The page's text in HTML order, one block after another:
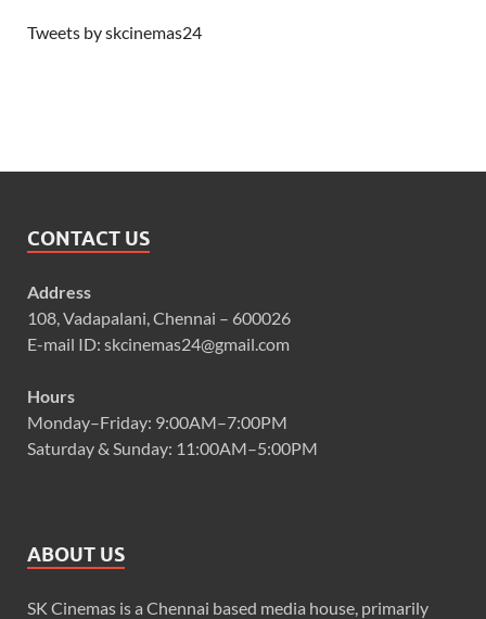
Tweets by skcinemas24
CONTACT US
Address
108, Vadapalani, Chennai – 600026
E-mail ID: skcinemas24@gmail.com
Hours
Monday–Friday: 9:00AM–7:00PM
Saturday & Sunday: 11:00AM–5:00PM
ABOUT US
SK Cinemas is a Chennai based media house, primarily